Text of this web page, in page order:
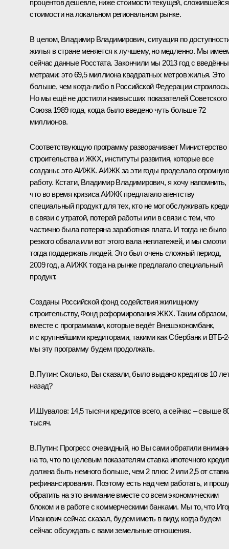
процентов дешевле, ниже стоимости текущей, сложившейся
стоимости на локальном региональном рынке.
В целом, Владимир Владимирович, ситуация по
жилья в стране меняется к лучшему, но медленно. Мы
сейчас данные Росстата. Закончили мы 2013 год с
метрами: это 69,5 миллиона квадратных метров жилья. Это
больше, чем когда‑либо в Российской Федерации строилось.
Но мы ещё не достигли наивысших показателей Советского
Союза 1989 года, когда было введено чуть больше 72
миллионов.
Соответствующую программу разворачивает Министерство
строительства и ЖКХ, институты развития, которые все
созданы: это АИЖК. АИЖК за эти годы проделало огромную
работу. Кстати, Владимир Владимирович, я хочу напомнить,
что во время кризиса АИЖК предлагало агентству
специальный продукт для тех, кто не мог обслуживать
в связи с утратой, потерей работы или в связи с тем, что
частично была потеряна заработная плата. И тогда не было
резкого обвала или вот этого вала неплатежей, и мы смогли
тогда поддержать людей. Это был очень сложный период,
2009 год, а АИЖК тогда на рынке предлагало специальный
продукт.
Созданы Российской фонд содействия жилищному
строительству, Фонд реформирования ЖКХ. Таким образом,
вместе с программами, которые ведёт Внешэкономбанк,
и с крупнейшими кредиторами, такими как Сбербанк и ВТБ-
мы эту программу будем продолжать.
В.Путин: Сколько, Вы сказали, было выдано кредитов 10
назад?
И.Шувалов: 14,5 тысячи кредитов всего, а сейчас – свыше
тысяч.
В.Путин: Прогресс очевидный, но Вы сами обратили
на то, что по целевым показателям ставка ипотечного
должна быть немного больше, чем 2 плюс 2 или 2,5 от
рефинансирования. Поэтому есть над чем работать, и
обратить на это внимание вместе со всем экономическим
блоком и в работе с коммерческими банками. Мы то, что
Иванович сейчас сказал, будем иметь в виду, когда будем
сейчас обсуждать с вами земельные отношения.